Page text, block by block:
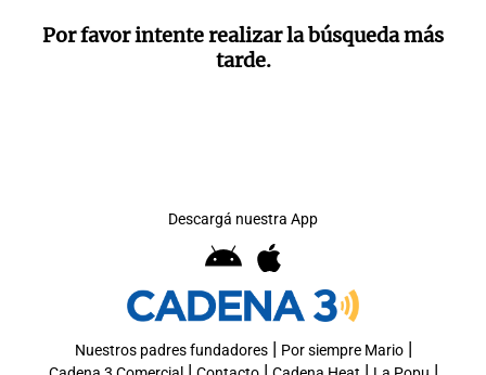
Por favor intente realizar la búsqueda más
tarde.
Descargá nuestra App
Nuestros padres fundadores| Por siempre Mario|